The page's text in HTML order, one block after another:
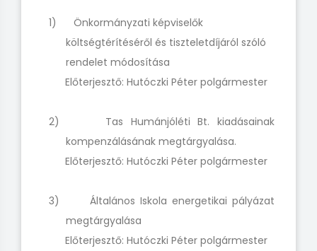
1) Önkormányzati képviselők
költségtérítéséről és tiszteletdíjáról szóló
rendelet módosítása
Előterjesztő: Hutóczki Péter polgármester
2) Tas Humánjóléti Bt. kiadásainak
kompenzálásának megtárgyalása.
Előterjesztő: Hutóczki Péter polgármester
3) Általános Iskola energetikai pályázat
megtárgyalása
Előterjesztő: Hutóczki Péter polgármester